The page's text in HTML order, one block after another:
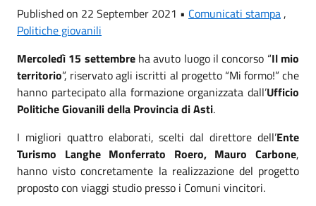
Published on 22 September 2021 • Comunicati stampa ,
Politiche giovanili
Mercoledì 15 settembreha avuto luogo il concorso “Il mio
territorio”, riservato agli iscritti al progetto “Mi formo!” che
hanno partecipato alla formazione organizzata dall’Ufficio
Politiche Giovanili della Provincia di Asti.
I migliori quattro elaborati, scelti dal direttore dell’Ente
Turismo Langhe Monferrato Roero, Mauro Carbone,
hanno visto concretamente la realizzazione del progetto
proposto con viaggi studio presso i Comuni vincitori.